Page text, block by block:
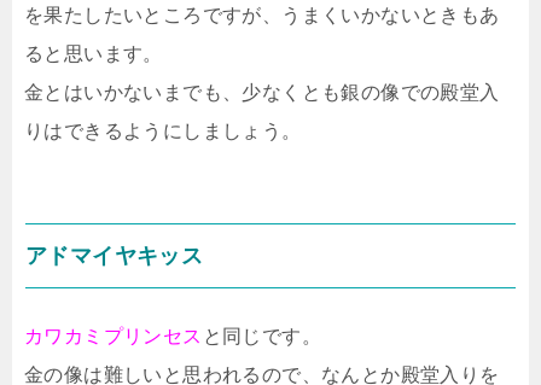
を果たしたいところですが、うまくいかないときもあ
ると思います。
金とはいかないまでも、少なくとも銀の像での殿堂入
りはできるようにしましょう。
アドマイヤキッス
カワカミプリンセス と同じです。
金の像は難しいと思われるので、なんとか殿堂入りを